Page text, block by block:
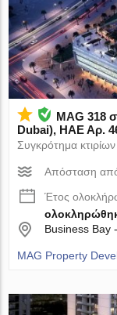
MAG 318
Dubai), ΗΑΕ Αρ.
Συγκρότημα κτιρίων
Απόσταση
Έτος
Business Bay
MAG Property